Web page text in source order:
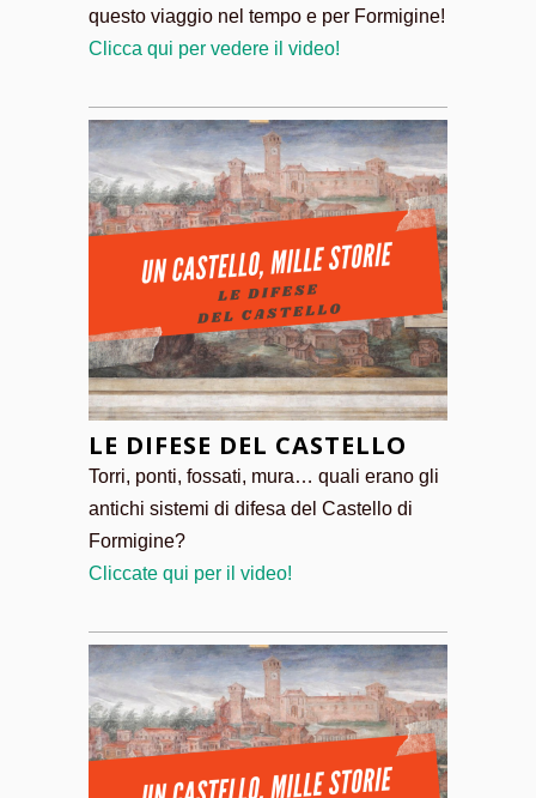
questo viaggio nel tempo e per Formigine!
Clicca qui per vedere il video!
LE DIFESE DEL CASTELLO
Torri, ponti, fossati, mura… quali erano gli
antichi sistemi di difesa del Castello di
Formigine?
Cliccate qui per il video!